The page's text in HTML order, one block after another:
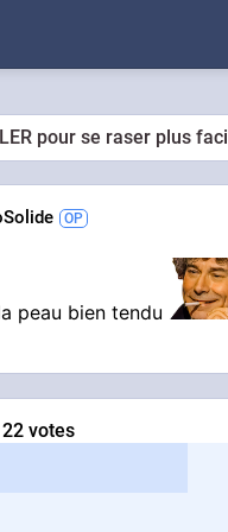
pour se raser plus
peau bien tendu
votes